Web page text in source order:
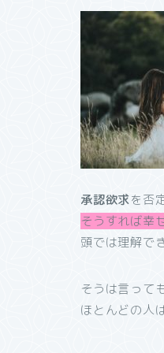
承認欲求を否
そうすれば幸
頭では理解で
そうは言って
ほとんどの人